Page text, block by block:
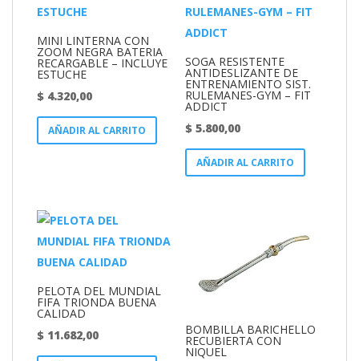
MINI LINTERNA CON
ZOOM NEGRA BATERIA
RECARGABLE – INCLUYE
ESTUCHE
$ 4.320,00
AÑADIR AL CARRITO
SOGA RESISTENTE
ANTIDESLIZANTE DE
ENTRENAMIENTO SIST.
RULEMANES-GYM – FIT
ADDICT
$ 5.800,00
AÑADIR AL CARRITO
PELOTA DEL MUNDIAL
FIFA TRIONDA BUENA
CALIDAD
$ 11.682,00 BOMBILLA BARICHELLO
RECUBIERTA CON
NIQUEL